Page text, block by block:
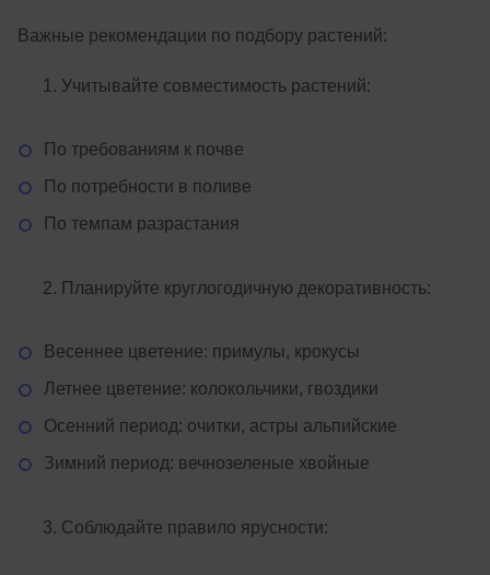
Важные рекомендации по подбору растений:
Учитывайте совместимость растений:
По требованиям к почве
По потребности в поливе
По темпам разрастания
Планируйте круглогодичную декоративность:
Весеннее цветение: примулы, крокусы
Летнее цветение: колокольчики, гвоздики
Осенний период: очитки, астры альпийские
Зимний период: вечнозеленые хвойные
Соблюдайте правило ярусности: